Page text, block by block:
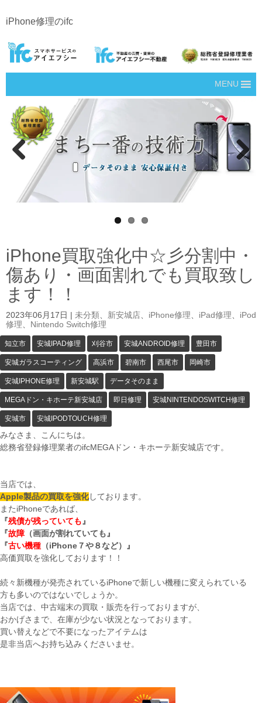
iPhone修理のifc
MENU
Next
iPhone買取強化中☆彡分割中・
傷あり・画面割れでも買取致し
ます！！
2023年06月17日 未分類 新安城店 iPhone修理 iPad修理
iPod
修理
Nintendo Switch修理
知立市 安城IPAD修理 刈谷市 安城ANDROID修理 豊田市
安城ガラスコーティング 高浜市 碧南市 西尾市 岡崎市
安城IPHONE修理 新安城駅 データそのまま
MEGAドン・キホーテ新安城店 即日修理 安城NINTENDOSWITCH修理
安城市 安城IPODTOUCH修理
みなさま、こんにちは。
総務省登録修理業者のifcMEGAドン・キホーテ新安城店です。
当店では、
Apple製品の買取を強化しております。
またiPhoneであれば、
『残債が残っていても 』
『故障 （画面が割れていても』
『古い機種 （iPhone７や８など）』
高価買取を強化しております！！
続々新機種が発売されているiPhoneで新しい機種に変えられている
方も多いのではないでしょうか。
当店では、中古端末の買取・販売を行っておりますが、
おかげさまで、在庫が少ない状況となっております。
買い替えなどで不要になったアイテムは
是非当店へお持ち込みくださいませ。